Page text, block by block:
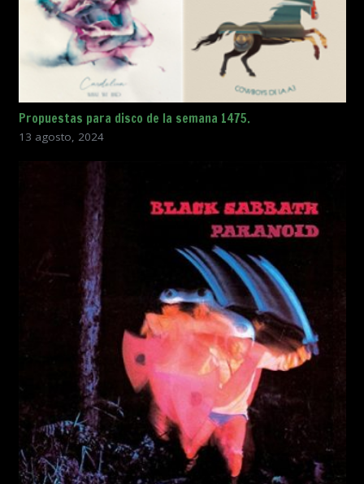
Propuestas para disco de la semana 1475.
13 agosto, 2024